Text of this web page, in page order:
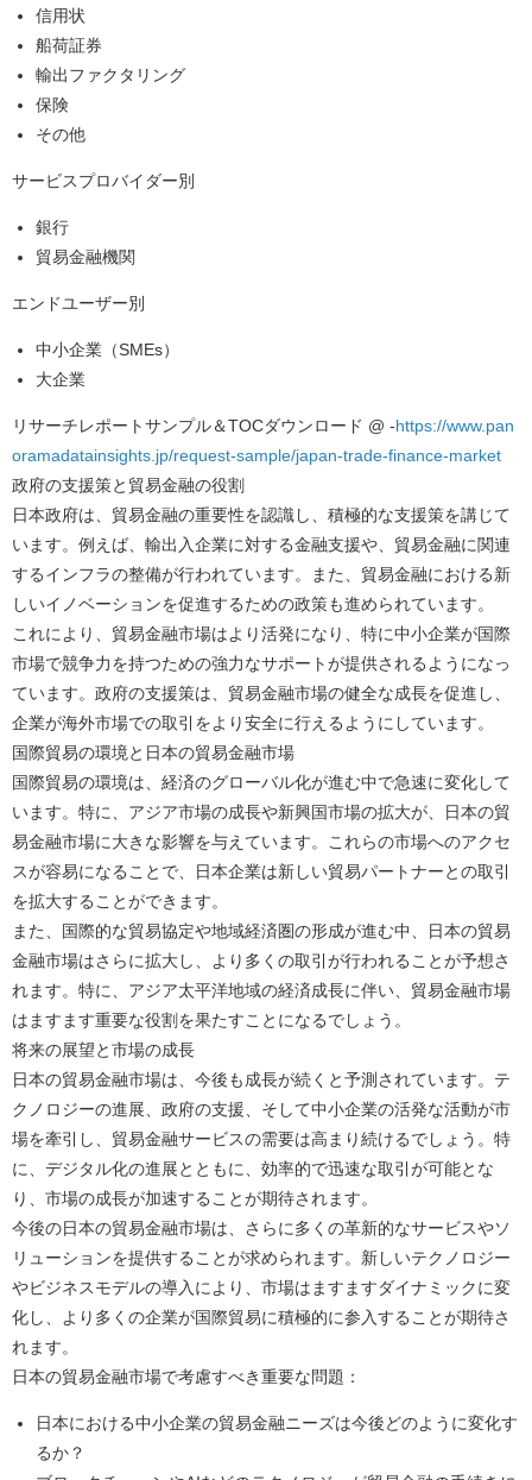
信用状
船荷証券
輸出ファクタリング
保険
その他
サービスプロバイダー別
銀行
貿易金融機関
エンドユーザー別
中小企業（SMEs）
大企業
リサーチレポートサンプル＆TOCダウンロード @ -https://www.pan
oramadatainsights.jp/request-sample/japan-trade-finance-market
政府の支援策と貿易金融の役割
日本政府は、貿易金融の重要性を認識し、積極的な支援策を講じて
います。例えば、輸出入企業に対する金融支援や、貿易金融に関連
するインフラの整備が行われています。また、貿易金融における新
しいイノベーションを促進するための政策も進められています。
これにより、貿易金融市場はより活発になり、特に中小企業が国際
市場で競争力を持つための強力なサポートが提供されるようになっ
ています。政府の支援策は、貿易金融市場の健全な成長を促進し、
企業が海外市場での取引をより安全に行えるようにしています。
国際貿易の環境と日本の貿易金融市場
国際貿易の環境は、経済のグローバル化が進む中で急速に変化して
います。特に、アジア市場の成長や新興国市場の拡大が、日本の貿
易金融市場に大きな影響を与えています。これらの市場へのアクセ
スが容易になることで、日本企業は新しい貿易パートナーとの取引
を拡大することができます。
また、国際的な貿易協定や地域経済圏の形成が進む中、日本の貿易
金融市場はさらに拡大し、より多くの取引が行われることが予想さ
れます。特に、アジア太平洋地域の経済成長に伴い、貿易金融市場
はますます重要な役割を果たすことになるでしょう。
将来の展望と市場の成長
日本の貿易金融市場は、今後も成長が続くと予測されています。テ
クノロジーの進展、政府の支援、そして中小企業の活発な活動が市
場を牽引し、貿易金融サービスの需要は高まり続けるでしょう。特
に、デジタル化の進展とともに、効率的で迅速な取引が可能とな
り、市場の成長が加速することが期待されます。
今後の日本の貿易金融市場は、さらに多くの革新的なサービスやソ
リューションを提供することが求められます。新しいテクノロジー
やビジネスモデルの導入により、市場はますますダイナミックに変
化し、より多くの企業が国際貿易に積極的に参入することが期待さ
れます。
日本の貿易金融市場で考慮すべき重要な問題：
日本における中小企業の貿易金融ニーズは今後どのように変化す
るか？